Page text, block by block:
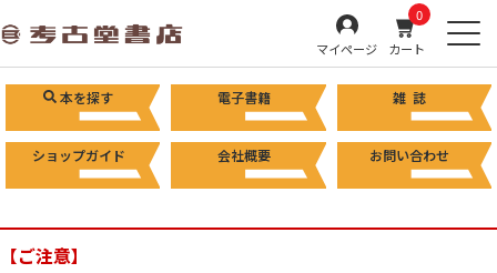
マイページ カート
0
本を探す 電子書籍 雑 誌
ショップガイド 会社概要 お問い合わせ
【ご注意】